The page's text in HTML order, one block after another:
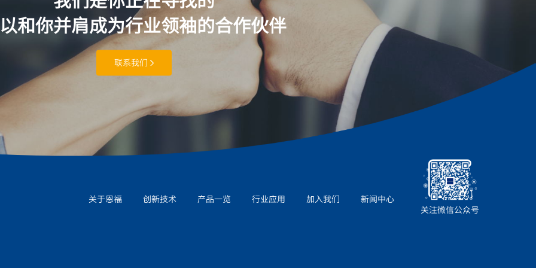
和你并肩成为行业领袖的合作伙伴
联系我们
关注微信公众号
关于恩福 创新技术 产品一览 行业应用 加入我们 新闻中心